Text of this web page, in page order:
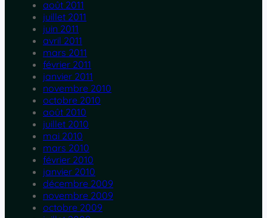
août 2011
juillet 2011
juin 2011
avril 2011
mars 2011
février 2011
janvier 2011
novembre 2010
octobre 2010
août 2010
juillet 2010
mai 2010
mars 2010
février 2010
janvier 2010
décembre 2009
novembre 2009
octobre 2009